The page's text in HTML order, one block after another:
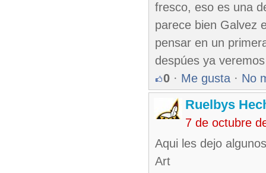
fresco, eso es una
parece bien Galvez
pensar en un
despúes ya
0 · Me gusta · No
Ruelbys
7 de octubre
Aqui les dejo
Art